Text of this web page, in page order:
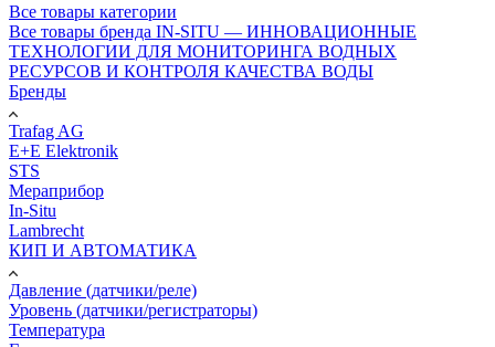
Все товары категории
Все товары бренда IN-SITU — ИННОВАЦИОННЫЕ
ТЕХНОЛОГИИ ДЛЯ МОНИТОРИНГА ВОДНЫХ
РЕСУРСОВ И КОНТРОЛЯ КАЧЕСТВА ВОДЫ
Бренды
Trafag AG
E+E Elektronik
STS
Мераприбор
In-Situ
Lambrecht
КИП И АВТОМАТИКА
Давление (датчики/реле)
Уровень (датчики/регистраторы)
Температура